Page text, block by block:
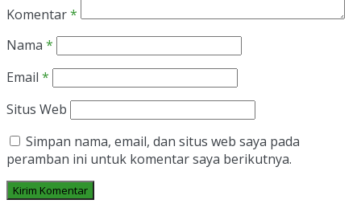
Komentar*
Nama *
Email *
Situs Web
Simpan nama, email, dan situs web saya pada
peramban ini untuk komentar saya berikutnya.